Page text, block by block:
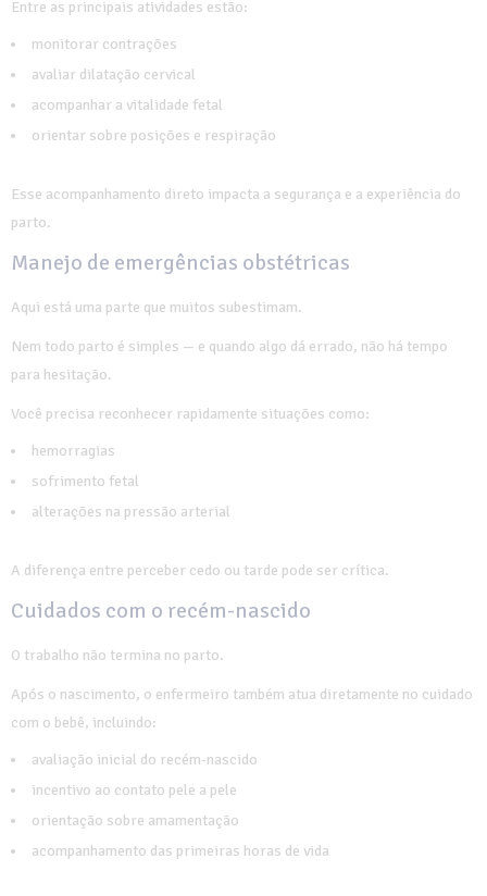
Entre as principais atividades estão:
monitorar contrações
avaliar dilatação cervical
acompanhar a vitalidade fetal
orientar sobre posições e respiração
Esse acompanhamento direto impacta a segurança e a experiência do
parto.
Manejo de emergências obstétricas
Aqui está uma parte que muitos subestimam.
Nem todo parto é simples — e quando algo dá errado, não há tempo
para hesitação.
Você precisa reconhecer rapidamente situações como:
hemorragias
sofrimento fetal
alterações na pressão arterial
A diferença entre perceber cedo ou tarde pode ser crítica.
Cuidados com o recém-nascido
O trabalho não termina no parto.
Após o nascimento, o enfermeiro também atua diretamente no cuidado
com o bebê, incluindo:
avaliação inicial do recém-nascido
incentivo ao contato pele a pele
orientação sobre amamentação
acompanhamento das primeiras horas de vida